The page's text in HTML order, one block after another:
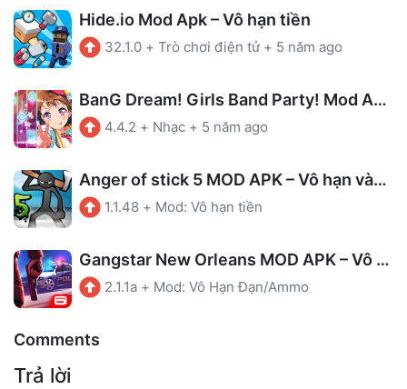
Hide.io Mod Apk – Vô hạn tiền
32.1.0 + Trò chơi điện tử + 5 năm ago
BanG Dream! Girls Band Party! Mod Apk – Auto Perfect
4.4.2 + Nhạc + 5 năm ago
Anger of stick 5 MOD APK – Vô hạn vàng, kim cương
1.1.48 + Mod: Vô hạn tiền
Gangstar New Orleans MOD APK – Vô hạn đạn
2.1.1a + Mod: Vô Hạn Đạn/Ammo
Comments
Trả lời